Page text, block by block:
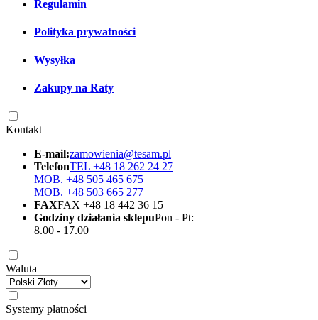
Regulamin
Polityka prywatności
Wysyłka
Zakupy na Raty
Kontakt
E-mail:zamowienia@tesam.pl
TelefonTEL +48 18 262 24 27
MOB. +48 505 465 675
MOB. +48 503 665 277
FAXFAX +48 18 442 36 15
Godziny działania sklepuPon - Pt:
8.00 - 17.00
Waluta
Systemy płatności